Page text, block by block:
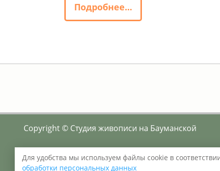
Подробнее...
Для удобства мы используем файлы cookie в
обработки персональных данных
Copyright © Студия живописи на Бауманской
Политика конфиденциальности